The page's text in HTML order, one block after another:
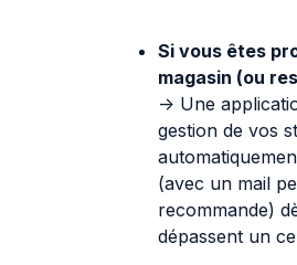
Si vous êtes
magasin (ou
-> Une
gestion de vos
(avec un mail
recommande)
dépassent un